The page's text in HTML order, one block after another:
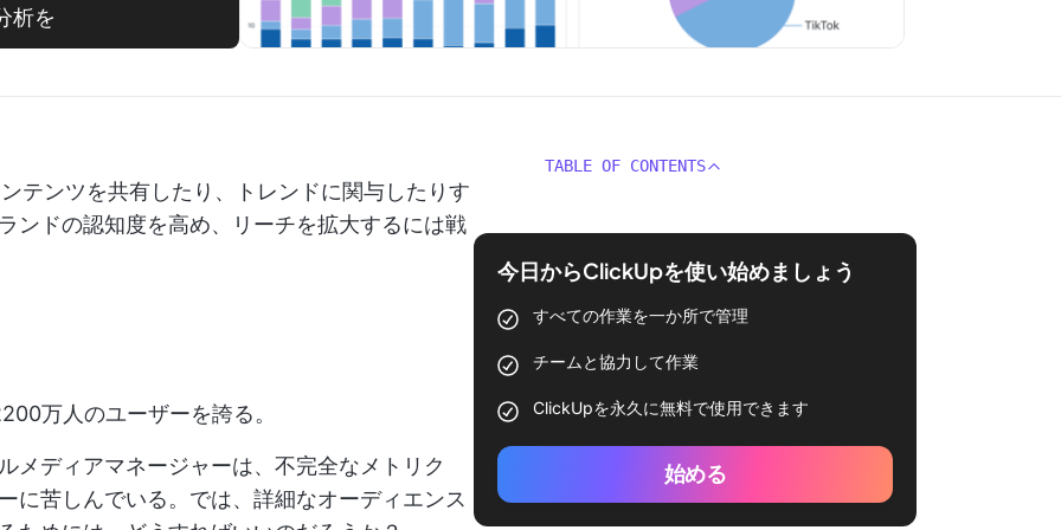
析を
テンツを共有したり、トレンドに関与したりす
ンドの認知度を高め、リーチを拡大するには戦
万人のユーザーを誇る。
メディアマネージャーは、不完全なメトリク
に苦しんでいる。では、詳細なオーディエンス
TABLE OF CONTENTS
今日からClickUpを使い始めましょう
すべての作業を一か所で管理
チームと協力して作業
ClickUpを永久に無料で使用できます
始める